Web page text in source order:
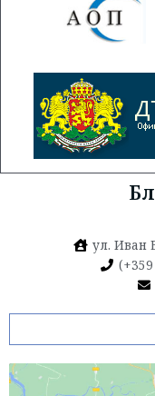
ул. Иван